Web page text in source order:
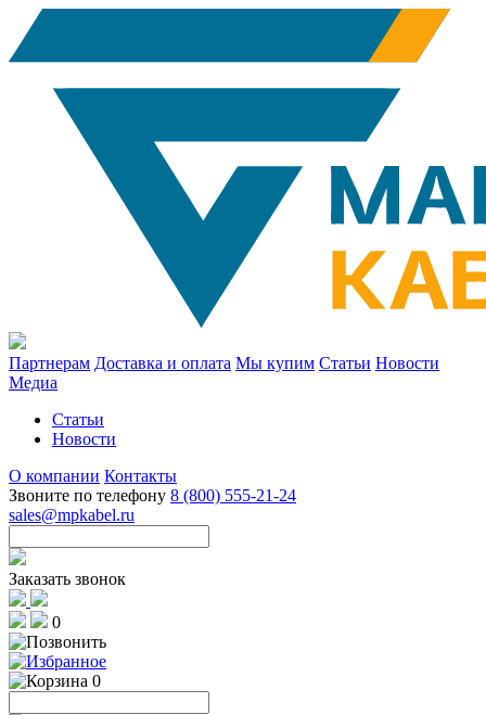
Партнерам Доставка и оплата Мы купим Статьи Новости
Медиа
Статьи
Новости
О компании Контакты
Звоните по телефону 8 (800) 555-21-24
sales@mpkabel.ru
Заказать звонок
0
0